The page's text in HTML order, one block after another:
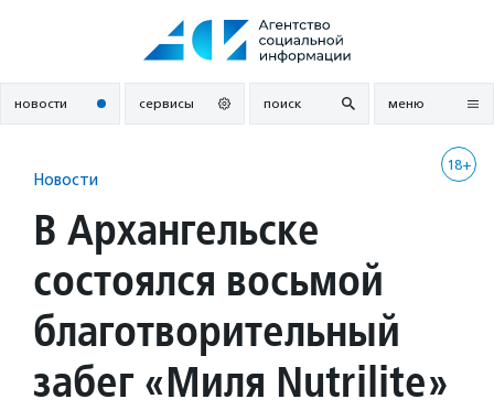
новости сервисы поиск меню
18+
Новости
В Архангельске
состоялся восьмой
благотворительный
забег «Миля Nutrilite»